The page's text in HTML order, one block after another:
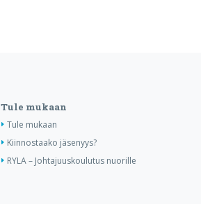
Tule mukaan
Tule mukaan
Kiinnostaako jäsenyys?
RYLA – Johtajuuskoulutus nuorille